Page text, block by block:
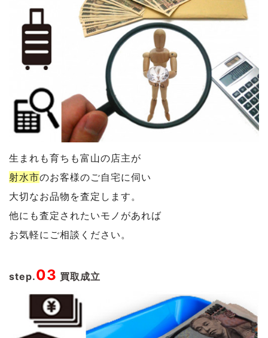
生まれも育ちも富山の店主が
射水市のお客様のご自宅に伺い
大切なお品物を査定します。
他にも査定されたいモノがあれば
お気軽にご相談ください。
step.03 買取成立